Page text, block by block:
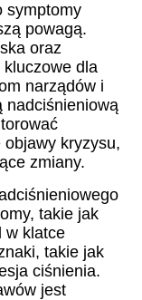
symptomy
powagą.
oraz
dla
narządów i
nadciśnieniową
kryzysu,
zmiany.
takie jak
w klatce
takie jak
ciśnienia.
jest